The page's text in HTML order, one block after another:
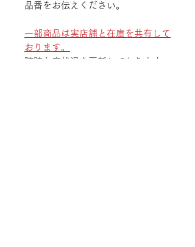
品番をお伝えください。
一部商品は実店舗と在庫を共有して
おります。
随時在庫状況を更新しております